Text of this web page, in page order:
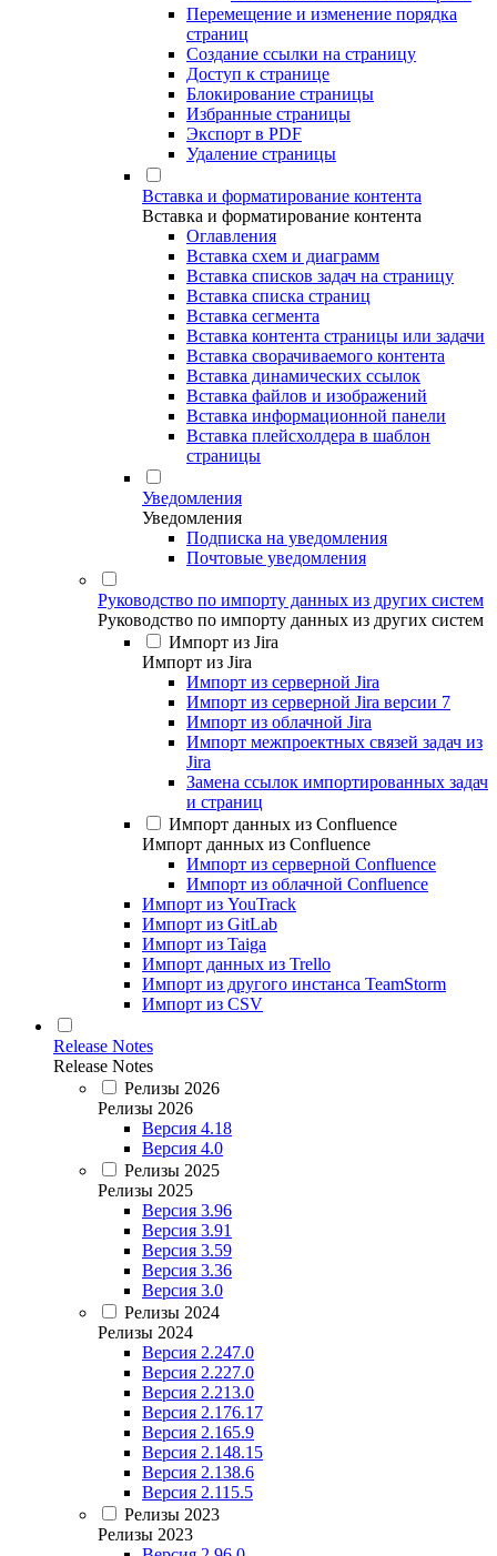
Перемещение и изменение порядка
страниц
Создание ссылки на страницу
Доступ к странице
Блокирование страницы
Избранные страницы
Экспорт в PDF
Удаление страницы
Вставка и форматирование контента
Вставка и форматирование контента
Оглавления
Вставка схем и диаграмм
Вставка списков задач на страницу
Вставка списка страниц
Вставка сегмента
Вставка контента страницы или задачи
Вставка сворачиваемого контента
Вставка динамических ссылок
Вставка файлов и изображений
Вставка информационной панели
Вставка плейсхолдера в шаблон
страницы
Уведомления
Уведомления
Подписка на уведомления
Почтовые уведомления
Руководство по импорту данных из других систем
Руководство по импорту данных из других систем
Импорт из Jira
Импорт из Jira
Импорт из серверной Jira
Импорт из серверной Jira версии 7
Импорт из облачной Jira
Импорт межпроектных связей задач из
Jira
Замена ссылок импортированных задач
и страниц
Импорт данных из Confluence
Импорт данных из Confluence
Импорт из серверной Confluence
Импорт из облачной Confluence
Импорт из YouTrack
Импорт из GitLab
Импорт из Taiga
Импорт данных из Trello
Импорт из другого инстанса TeamStorm
Импорт из CSV
Release Notes
Release Notes
Релизы 2026
Релизы 2026
Версия 4.18
Версия 4.0
Релизы 2025
Релизы 2025
Версия 3.96
Версия 3.91
Версия 3.59
Версия 3.36
Версия 3.0
Релизы 2024
Релизы 2024
Версия 2.247.0
Версия 2.227.0
Версия 2.213.0
Версия 2.176.17
Версия 2.165.9
Версия 2.148.15
Версия 2.138.6
Версия 2.115.5
Релизы 2023
Релизы 2023